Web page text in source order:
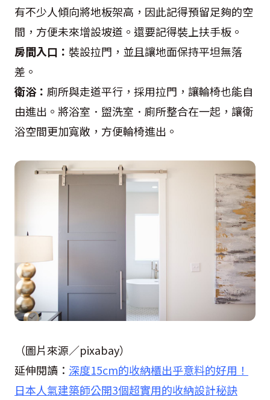
有不少人傾向將地板架高，因此記得預留足夠的空
間，方便未來增設坡道。還要記得裝上扶手板。
房間入口： 裝設拉門，並且讓地面保持平坦無落
差。
衛浴： 廁所與走道平行，採用拉門，讓輪椅也能自
由進出。將浴室．盥洗室．廁所整合在一起，讓衛
浴空間更加寬敞，方便輪椅進出。
（圖片來源／pixabay）
延伸閱讀： 深度15cm的收納櫃出乎意料的好用！
日本人氣建築師公開3個超實用的收納設計秘訣